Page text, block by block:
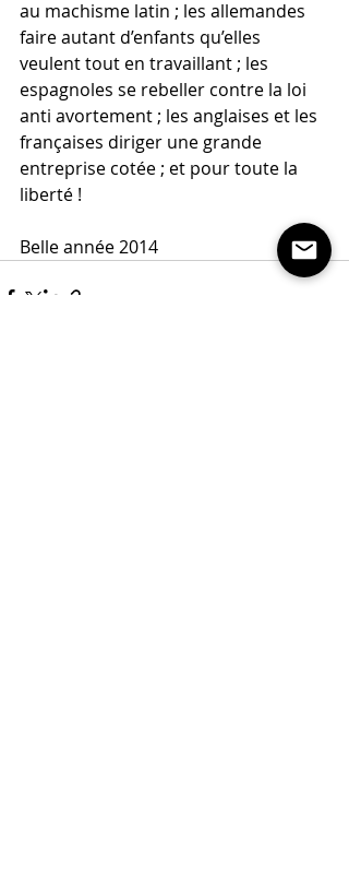
au machisme latin ; les allemandes
faire autant d’enfants qu’elles
veulent tout en travaillant ; les
espagnoles se rebeller contre la loi
anti avortement ; les anglaises et les
françaises diriger une grande
entreprise cotée ; et pour toute la
liberté !
Belle année 2014